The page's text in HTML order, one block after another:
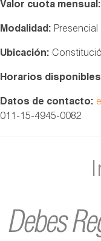
Valor cuota mensual:
Modalidad: Presencial
Ubicación:
Horarios
Datos de contacto:
011-15-4945-0082
Debes